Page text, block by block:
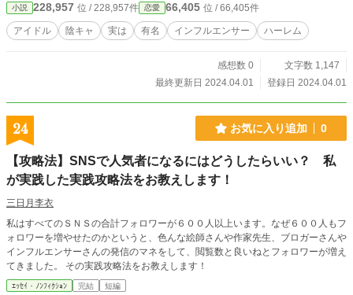
小説 228,957 位 / 228,957件 恋愛 66,405 位 / 66,405件
アイドル 陰キャ 実は 有名 インフルエンサー ハーレム
感想数 0
文字数 1,147
最終更新日 2024.04.01
登録日 2024.04.01
24 お気に入り追加 0
【攻略法】SNSで人気者になるにはどうしたらいい？ 私
が実践した実践攻略法をお教えします！
三日月李衣
私はすべてのＳＮＳの合計フォロワーが６００人以上います。なぜ６００人もフ
ォロワーを増やせたのかというと、色んな絵師さんや作家先生、ブロガーさんや
インフルエンサーさんの発信のマネをして、閲覧数と良いねとフォロワーが増え
てきました。 その実践攻略法をお教えします！
ｴｯｾｲ・ﾉﾝﾌｨｸｼｮﾝ 完結 短編